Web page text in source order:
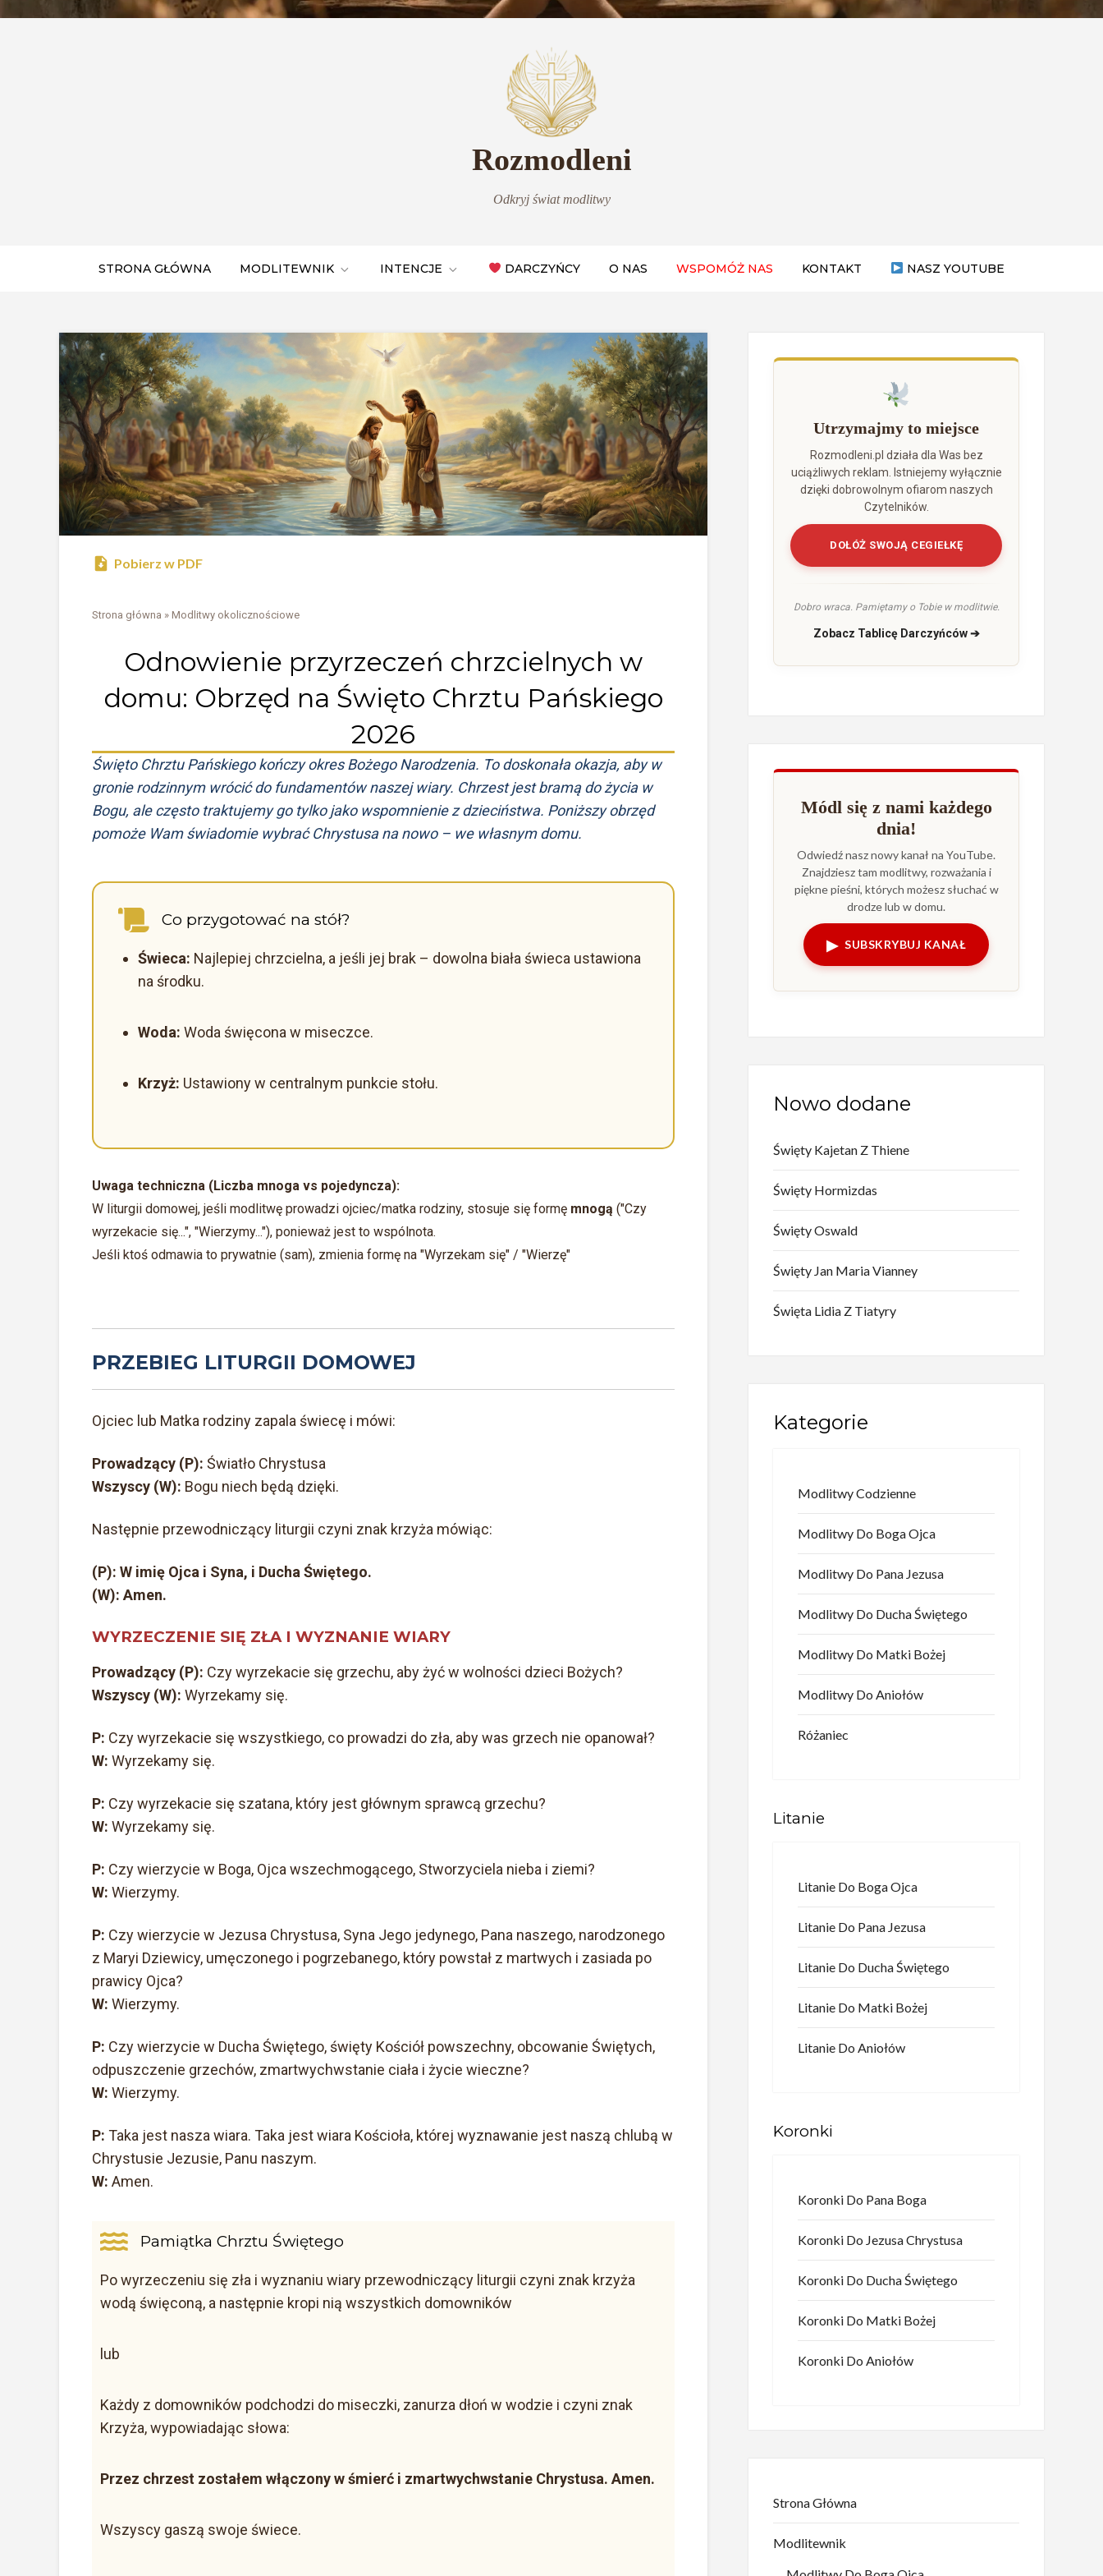
Rozmodleni
Odkryj świat modlitwy
STRONA GŁÓWNA MODLITEWNIK INTENCJE DARCZYŃCY O NAS WSPOMÓŻ NAS KONTAKT NASZ YOUTUBE
Pobierz w PDF
Strona główna » Modlitwy okolicznościowe
Odnowienie przyrzeczeń chrzcielnych w
domu: Obrzęd na Święto Chrztu Pańskiego
2026
Święto Chrztu Pańskiego kończy okres Bożego Narodzenia. To doskonała okazja, aby w
gronie rodzinnym wrócić do fundamentów naszej wiary. Chrzest jest bramą do życia w
Bogu, ale często traktujemy go tylko jako wspomnienie z dzieciństwa. Poniższy obrzęd
pomoże Wam świadomie wybrać Chrystusa na nowo – we własnym domu.
Co przygotować na stół?
Świeca: Najlepiej chrzcielna, a jeśli jej brak – dowolna biała świeca ustawiona
na środku.
Woda: Woda święcona w miseczce.
Krzyż: Ustawiony w centralnym punkcie stołu.
Uwaga techniczna (Liczba mnoga vs pojedyncza):
W liturgii domowej, jeśli modlitwę prowadzi ojciec/matka rodziny, stosuje się formę mnogą ("Czy
wyrzekacie się...", "Wierzymy..."), ponieważ jest to wspólnota.
Jeśli ktoś odmawia to prywatnie (sam), zmienia formę na "Wyrzekam się" / "Wierzę"
PRZEBIEG LITURGII DOMOWEJ
Ojciec lub Matka rodziny zapala świecę i mówi:
Prowadzący (P): Światło Chrystusa
Wszyscy (W): Bogu niech będą dzięki.
Następnie przewodniczący liturgii czyni znak krzyża mówiąc:
(P): W imię Ojca i Syna, i Ducha Świętego.
(W): Amen.
WYRZECZENIE SIĘ ZŁA I WYZNANIE WIARY
Prowadzący (P): Czy wyrzekacie się grzechu, aby żyć w wolności dzieci Bożych?
Wszyscy (W): Wyrzekamy się.
P: Czy wyrzekacie się wszystkiego, co prowadzi do zła, aby was grzech nie opanował?
W: Wyrzekamy się.
P: Czy wyrzekacie się szatana, który jest głównym sprawcą grzechu?
W: Wyrzekamy się.
P: Czy wierzycie w Boga, Ojca wszechmogącego, Stworzyciela nieba i ziemi?
W: Wierzymy.
P: Czy wierzycie w Jezusa Chrystusa, Syna Jego jedynego, Pana naszego, narodzonego
z Maryi Dziewicy, umęczonego i pogrzebanego, który powstał z martwych i zasiada po
prawicy Ojca?
W: Wierzymy.
P: Czy wierzycie w Ducha Świętego, święty Kościół powszechny, obcowanie Świętych,
odpuszczenie grzechów, zmartwychwstanie ciała i życie wieczne?
W: Wierzymy.
P: Taka jest nasza wiara. Taka jest wiara Kościoła, której wyznawanie jest naszą chlubą w
Chrystusie Jezusie, Panu naszym.
W: Amen.
Pamiątka Chrztu Świętego
Po wyrzeczeniu się zła i wyznaniu wiary przewodniczący liturgii czyni znak krzyża
wodą święconą, a następnie kropi nią wszystkich domowników
lub
Każdy z domowników podchodzi do miseczki, zanurza dłoń w wodzie i czyni znak
Krzyża, wypowiadając słowa:
Przez chrzest zostałem włączony w śmierć i zmartwychwstanie Chrystusa. Amen.
Wszyscy gaszą swoje świece.
Utrzymajmy to miejsce
Rozmodleni.pl działa dla Was bez
uciążliwych reklam. Istniejemy wyłącznie
dzięki dobrowolnym ofiarom naszych
Czytelników.
DOŁÓŻ SWOJĄ CEGIEŁKĘ
Dobro wraca. Pamiętamy o Tobie w modlitwie.
Zobacz Tablicę Darczyńców ➔
Módl się z nami każdego
dnia!
Odwiedź nasz nowy kanał na YouTube.
Znajdziesz tam modlitwy, rozważania i
piękne pieśni, których możesz słuchać w
drodze lub w domu.
▶ SUBSKRYBUJ KANAŁ
Nowo dodane
Święty Kajetan Z Thiene
Święty Hormizdas
Święty Oswald
Święty Jan Maria Vianney
Święta Lidia Z Tiatyry
Kategorie
Modlitwy Codzienne
Modlitwy Do Boga Ojca
Modlitwy Do Pana Jezusa
Modlitwy Do Ducha Świętego
Modlitwy Do Matki Bożej
Modlitwy Do Aniołów
Różaniec
Litanie
Litanie Do Boga Ojca
Litanie Do Pana Jezusa
Litanie Do Ducha Świętego
Litanie Do Matki Bożej
Litanie Do Aniołów
Koronki
Koronki Do Pana Boga
Koronki Do Jezusa Chrystusa
Koronki Do Ducha Świętego
Koronki Do Matki Bożej
Koronki Do Aniołów
Strona Główna
Modlitewnik